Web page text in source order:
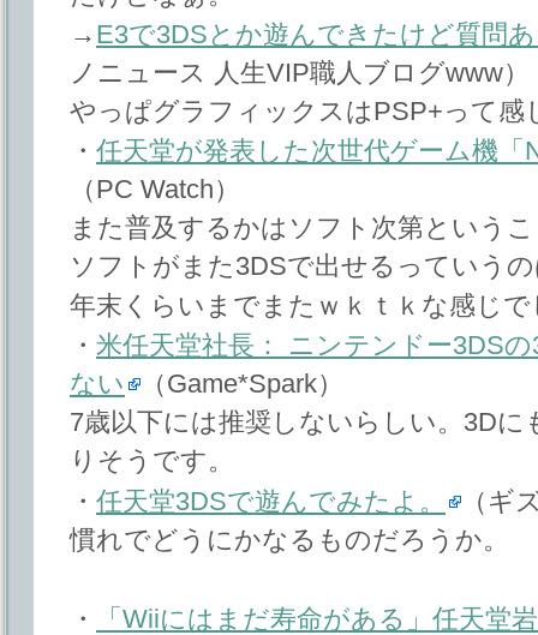
→ E3で3DSとか遊んできたけど質問
ノニュース 人生VIP職人ブログwww）
やっぱグラフィックスはPSP+って感
・ 任天堂が発表した次世代ゲーム機「
（PC Watch）
また普及するかはソフト次第という
ソフトがまた3DSで出せるっていう
年末くらいまでまたｗｋｔｋな感じ
・ 米任天堂社長： ニンテンドー3DS
ない
（Game*Spark）
7歳以下には推奨しないらしい。3D
りそうです。
・ 任天堂3DSで遊んでみたよ。
（ギ
慣れでどうにかなるものだろうか。
・
「Wiiにはまだ寿命がある」任天堂